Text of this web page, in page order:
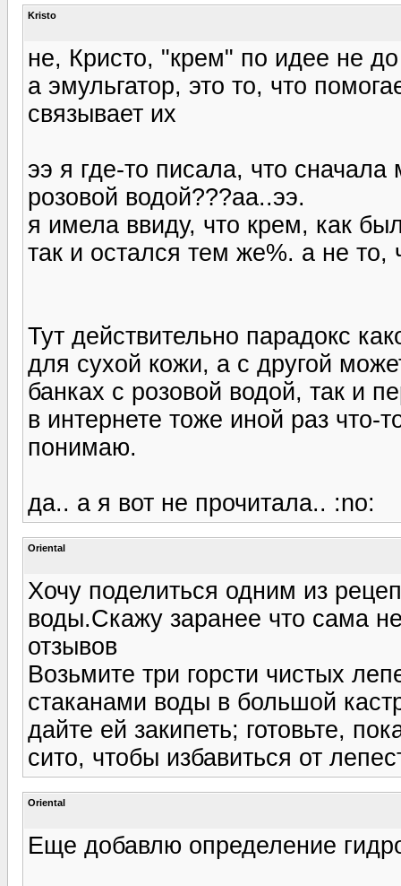
Kristo
не, Кристо, "крем" по идее не
а эмульгатор, это то, что
связывает их
ээ я где-то писала, что
розовой водой???аа..ээ.
я имела ввиду, что крем, как
так и остался тем же%. а не то,
Тут действительно парадокс
для сухой кожи, а с другой
банках с розовой водой, так и
в интернете тоже иной раз
понимаю.
да.. а я вот не прочитала.. :no:
Oriental
Хочу поделиться одним из
воды.Скажу заранее что сама
отзывов
Возьмите три горсти чистых
стаканами воды в большой
дайте ей закипеть; готовьте,
сито, чтобы избавиться от
Oriental
Еще добавлю определение